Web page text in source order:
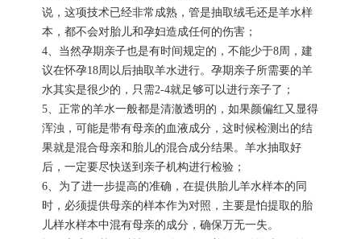
说，这项技术已经非常成熟，管是抽取绒毛还是羊水样
本，都不会对胎儿和孕妇造成任何的伤害；
4、当然孕期亲子也是有时间规定的，不能少于8周，建
议在怀孕18周以后抽取羊水进行。孕期亲子所需要的羊
水其实是很少的，只需2-4就足够可以进行亲子了；
5、正常的羊水一般都是清澈透明的，如果颜偏红又显得
浑浊，可能是带有母亲的血液成分，这时候检测出的结
果就是混合母亲和胎儿的混合成分结果。羊水抽取好
后，一定要尽快送到亲子机构进行检验；
6、为了进一步提高的准确，在提供胎儿羊水样本的同
时，必须提供母亲的样本作为对照，主要是怕提取的胎
儿样水样本中混有母亲的成分，确保万无一失。